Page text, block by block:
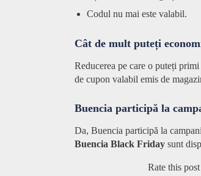
Codul nu mai este valabil.
Cât de mult puteți
Reducerea pe care o puteți
de cupon valabil emis de
Buencia participă la
Da, Buencia participă la
Buencia Black Friday sunt
Rate this post